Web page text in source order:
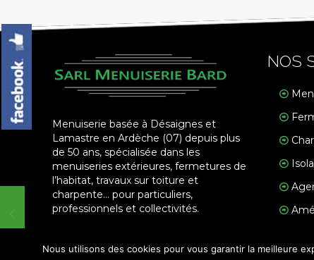
Menuiserie basée à Désaignes et
Lamastre en Ardèche (07) depuis plus
de 50 ans, spécialisée dans les
menuiseries extérieures, fermetures de
l’habitat, travaux sur toiture et
charpente… pour particuliers,
professionnels et collectivités.
NOS
© 2018 Menuiserie Bard. Tous droites réservés -
Nous utilisons des cookies pour vous garantir la meilleure